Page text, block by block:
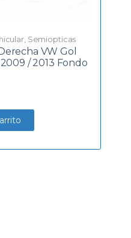
, Semiopticas
VW Gol
/ 2013 Fondo